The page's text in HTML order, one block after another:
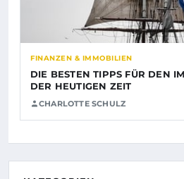
FINANZEN & IMMOBILIEN
DIE BESTEN TIPPS FÜR DEN
DER HEUTIGEN ZEIT
CHARLOTTE SCHULZ